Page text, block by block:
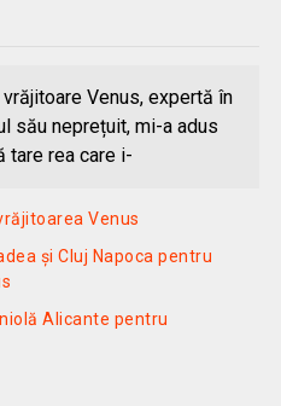
Venus, expertă în
său neprețuit, mi-a adus
tare rea care i-
Venus
și Cluj Napoca pentru
Alicante pentru